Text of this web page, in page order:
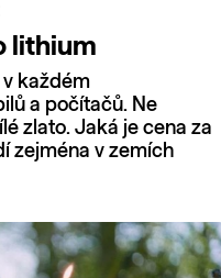
lithium
v každém
a počítačů. Ne
zlato. Jaká je cena za
zejména v zemích